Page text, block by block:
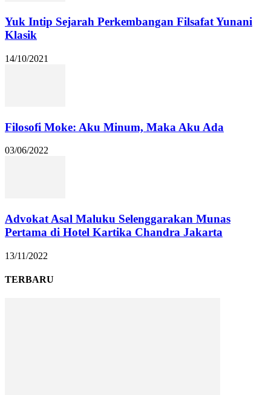
Yuk Intip Sejarah Perkembangan Filsafat Yunani
Klasik
14/10/2021
Filosofi Moke: Aku Minum, Maka Aku Ada
03/06/2022
Advokat Asal Maluku Selenggarakan Munas
Pertama di Hotel Kartika Chandra Jakarta
13/11/2022
TERBARU